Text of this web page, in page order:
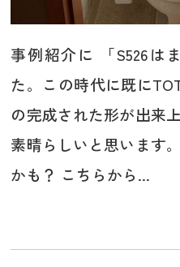
事例紹介に 「S526は
た。この時代に既に
の完成された形が出来
素晴らしいと思います
かも？ こちらから...